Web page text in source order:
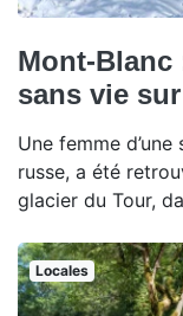
Mont-Blanc
sans vie
Une femme
russe, a été
glacier du Tour,
Locales